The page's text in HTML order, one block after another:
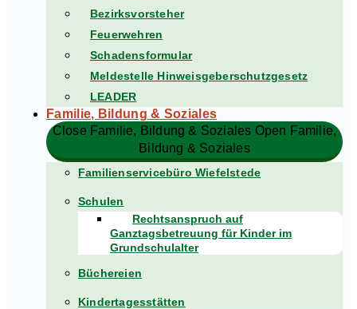
Bezirksvorsteher
Feuerwehren
Schadensformular
Meldestelle Hinweisgeberschutzgesetz
LEADER
Familie, Bildung & Soziales
Close Familie, Bildung & Soziales Open Familie,
Bildung & Soziales
Familienservicebüro Wiefelstede
Schulen
Rechtsanspruch auf
Ganztagsbetreuung für Kinder im
Grundschulalter
Büchereien
Kindertagesstätten